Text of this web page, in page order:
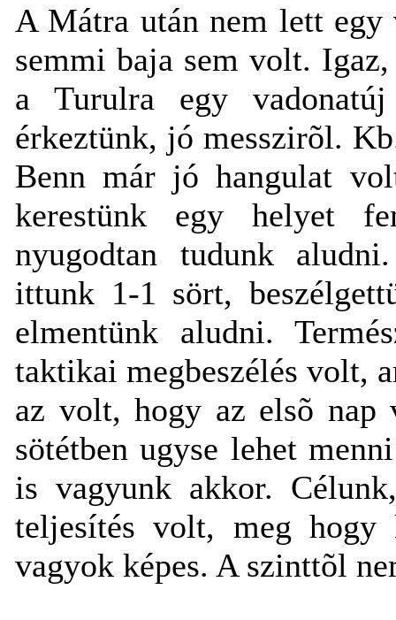
A Mátra után nem lett
semmi baja sem volt.
a Turulra egy
érkeztünk, jó messzirõl.
Benn már jó hangulat
kerestünk egy helyet
nyugodtan tudunk
ittunk 1-1 sört,
elmentünk aludni.
taktikai megbeszélés volt,
az volt, hogy az elsõ nap
sötétben ugyse lehet
is vagyunk akkor.
teljesítés volt, meg hogy
vagyok képes. A szinttõl